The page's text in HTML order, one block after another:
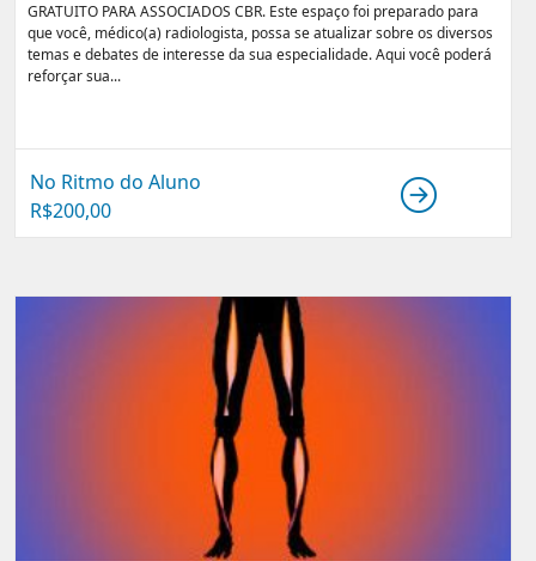
GRATUITO PARA ASSOCIADOS CBR. Este espaço foi preparado para
que você, médico(a) radiologista, possa se atualizar sobre os diversos
temas e debates de interesse da sua especialidade. Aqui você poderá
reforçar sua...
No Ritmo do Aluno
R$200,00